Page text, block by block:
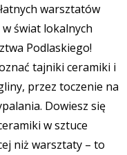
warsztatów
świat lokalnych
Podlaskiego!
tajniki ceramiki i
przez toczenie na
Dowiesz się
w sztuce
niż warsztaty – to